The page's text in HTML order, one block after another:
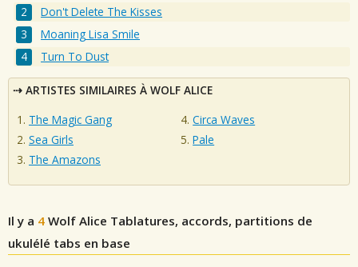
Don't Delete The Kisses
Moaning Lisa Smile
Turn To Dust
ARTISTES SIMILAIRES À WOLF ALICE
The Magic Gang
Sea Girls
The Amazons
Circa Waves
Pale
Il y a 4 Wolf Alice Tablatures, accords, partitions de
ukulélé tabs en base